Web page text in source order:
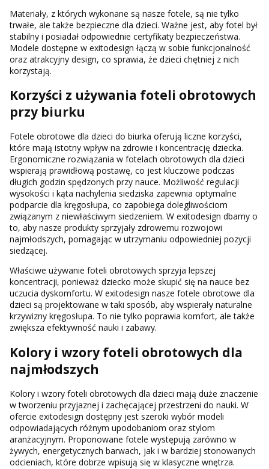
Materiały, z których wykonane są nasze fotele, są nie tylko
trwałe, ale także bezpieczne dla dzieci. Ważne jest, aby fotel był
stabilny i posiadał odpowiednie certyfikaty bezpieczeństwa.
Modele dostępne w exitodesign łączą w sobie funkcjonalność
oraz atrakcyjny design, co sprawia, że dzieci chętniej z nich
korzystają.
Korzyści z używania foteli obrotowych
przy biurku
Fotele obrotowe dla dzieci do biurka oferują liczne korzyści,
które mają istotny wpływ na zdrowie i koncentrację dziecka.
Ergonomiczne rozwiązania w fotelach obrotowych dla dzieci
wspierają prawidłową postawę, co jest kluczowe podczas
długich godzin spędzonych przy nauce. Możliwość regulacji
wysokości i kąta nachylenia siedziska zapewnia optymalne
podparcie dla kręgosłupa, co zapobiega dolegliwościom
związanym z niewłaściwym siedzeniem. W exitodesign dbamy o
to, aby nasze produkty sprzyjały zdrowemu rozwojowi
najmłodszych, pomagając w utrzymaniu odpowiedniej pozycji
siedzącej.
Właściwe używanie foteli obrotowych sprzyja lepszej
koncentracji, ponieważ dziecko może skupić się na nauce bez
uczucia dyskomfortu. W exitodesign nasze fotele obrotowe dla
dzieci są projektowane w taki sposób, aby wspierały naturalne
krzywizny kręgosłupa. To nie tylko poprawia komfort, ale także
zwiększa efektywność nauki i zabawy.
Kolory i wzory foteli obrotowych dla
najmłodszych
Kolory i wzory foteli obrotowych dla dzieci mają duże znaczenie
w tworzeniu przyjaznej i zachęcającej przestrzeni do nauki. W
ofercie exitodesign dostępny jest szeroki wybór modeli
odpowiadających różnym upodobaniom oraz stylom
aranżacyjnym. Proponowane fotele występują zarówno w
żywych, energetycznych barwach, jak i w bardziej stonowanych
odcieniach, które dobrze wpisują się w klasyczne wnętrza.